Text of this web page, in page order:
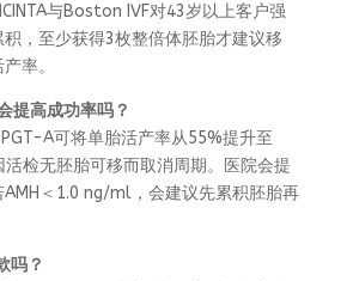
与Boston IVF对43岁以上客户强
，至少获得3枚整倍体胚胎才建议移
率。
提高成功率吗？
A可将单胎活产率从55%提升至
检无胚胎可移而取消周期。医院会提
＜1.0 ng/ml，会建议先累积胚胎再
吗？